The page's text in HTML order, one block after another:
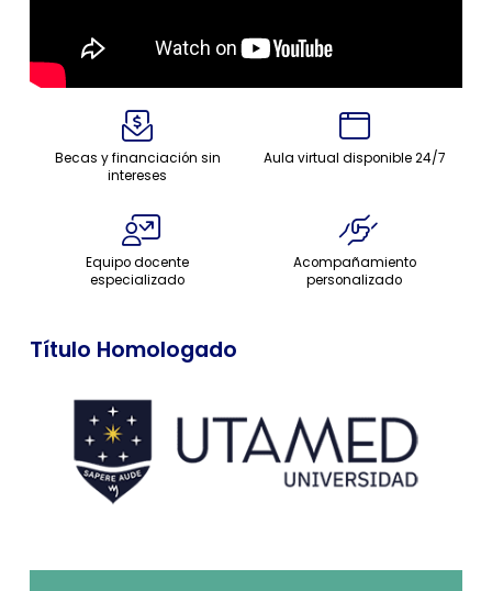
Becas y financiación sin
intereses
Aula virtual disponible 24/7
Equipo docente
especializado
Acompañamiento
personalizado
Título Homologado